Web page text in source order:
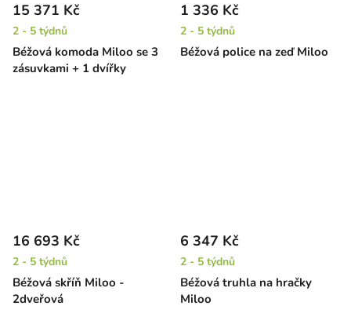
Béžová komoda Miloo se 3
zásuvkami + 1 dvířky
15 371 Kč
2 - 5 týdnů
Béžová police na zeď Miloo
1 336 Kč
2 - 5 týdnů
Béžová skříň Miloo -
2dveřová
16 693 Kč
2 - 5 týdnů
Béžová truhla na hračky
Miloo
6 347 Kč
2 - 5 týdnů